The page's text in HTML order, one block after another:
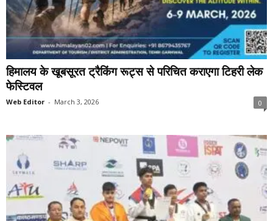
हिमालय के खूबसूरत ट्रैकिंग रूट्स से परिचित कराएगा टिहरी लेक
फेस्टिवल
Web Editor - March 3, 2026 0